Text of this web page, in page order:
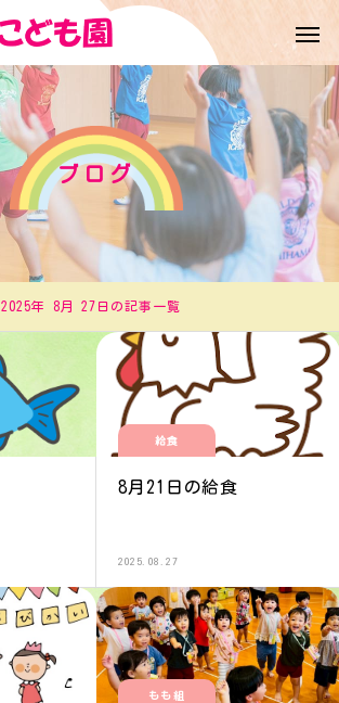
ブログ
2025年 8月 27日の記事一覧
給食
8月21日の給食
2025.08.27
もも組